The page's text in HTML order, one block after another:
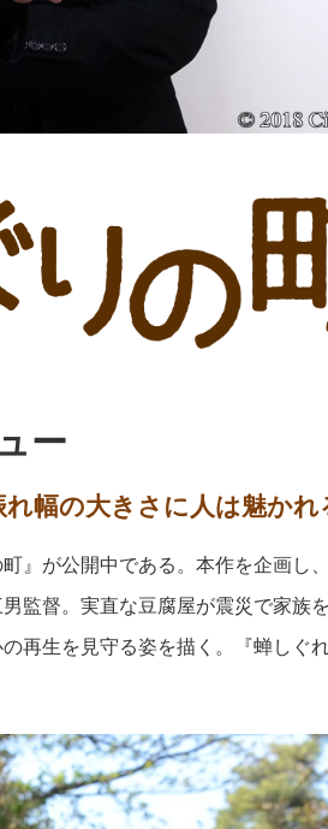
ー
幅の大きさに人は魅かれ
』が公開中である。本作を企画し
監督。実直な豆腐屋が震災で家族
再生を見守る姿を描く。『蝉しぐ